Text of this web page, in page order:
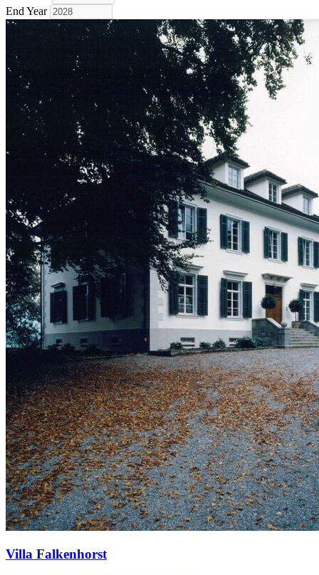
End Year
Villa Falkenhorst